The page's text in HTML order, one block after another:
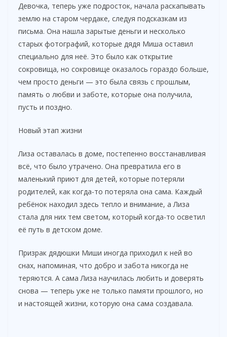
Девочка, теперь уже подросток, начала раскапывать
землю на старом чердаке, следуя подсказкам из
письма. Она нашла зарытые деньги и несколько
старых фотографий, которые дядя Миша оставил
специально для неё. Это было как открытие
сокровища, но сокровище оказалось гораздо больше,
чем просто деньги — это была связь с прошлым,
память о любви и заботе, которые она получила,
пусть и поздно.
Новый этап жизни
Лиза оставалась в доме, постепенно восстанавливая
всё, что было утрачено. Она превратила его в
маленький приют для детей, которые потеряли
родителей, как когда-то потеряла она сама. Каждый
ребёнок находил здесь тепло и внимание, а Лиза
стала для них тем светом, который когда-то осветил
её путь в детском доме.
Призрак дядюшки Миши иногда приходил к ней во
снах, напоминая, что добро и забота никогда не
теряются. А сама Лиза научилась любить и доверять
снова — теперь уже не только памяти прошлого, но
и настоящей жизни, которую она сама создавала.